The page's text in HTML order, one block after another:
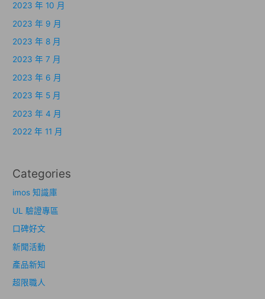
2023 年 10 月
2023 年 9 月
2023 年 8 月
2023 年 7 月
2023 年 6 月
2023 年 5 月
2023 年 4 月
2022 年 11 月
Categories
imos 知識庫
UL 驗證專區
口碑好文
新聞活動
產品新知
超限職人